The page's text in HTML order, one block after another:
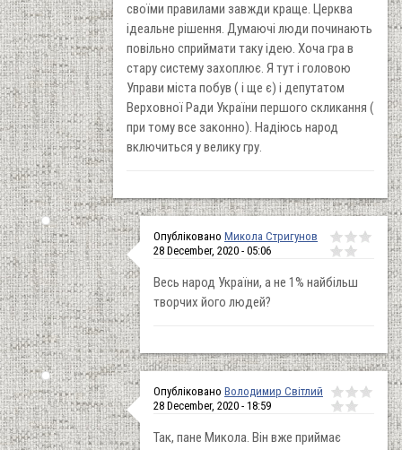
своїми правилами завжди краще. Церква
ідеальне рішення. Думаючі люди починають
повільно сприймати таку ідею. Хоча гра в
стару систему захоплює. Я тут і головою
Управи міста побув ( і ще є) і депутатом
Верховної Ради України першого скликання (
при тому все законно). Надіюсь народ
включиться у велику гру.
Опубліковано Микола Стригунов
28 December, 2020 - 05:06
Весь народ України, а не 1% найбільш
творчих його людей?
Опубліковано Володимир Світлий
28 December, 2020 - 18:59
Так, пане Микола. Він вже приймає